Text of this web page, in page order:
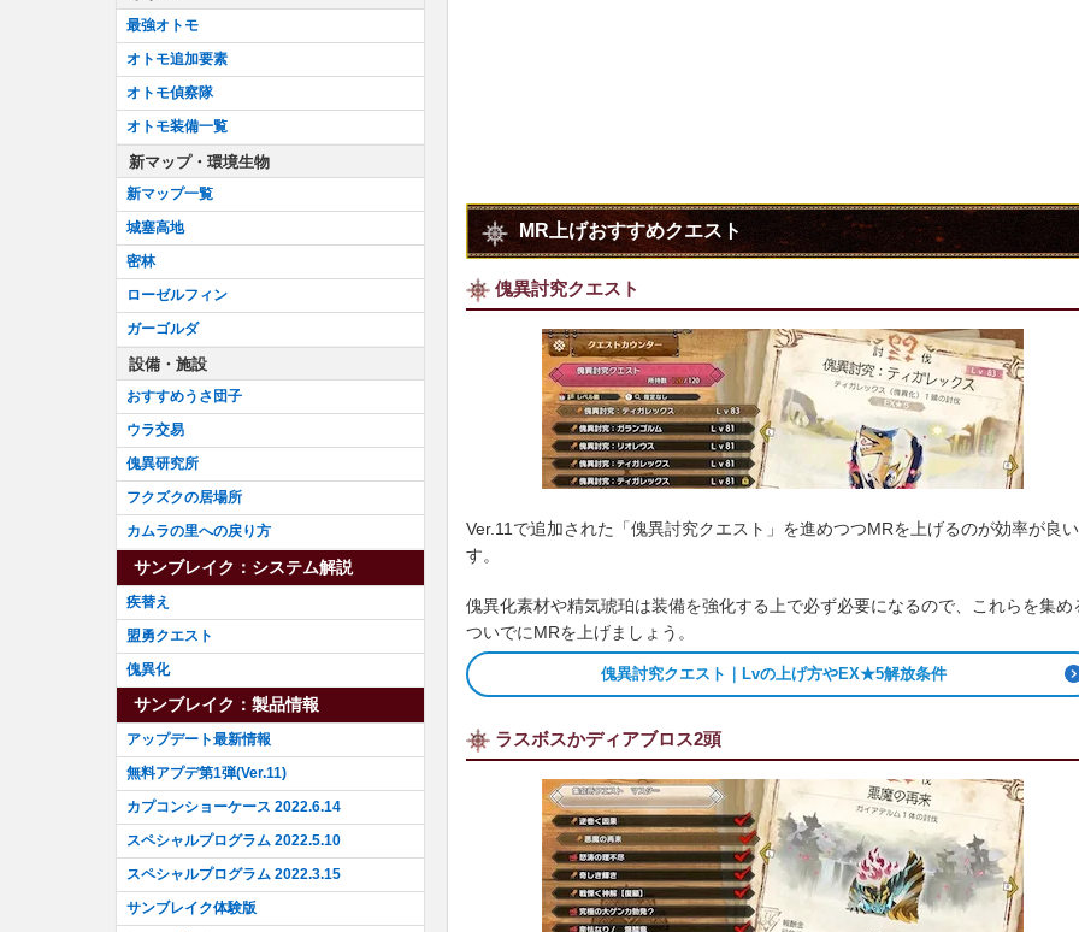
MR上げおすすめクエスト
傀異討究クエスト
Ver.11で追加された「傀異討究クエスト」を進めつつMRを上げるのが効率が良
す。
傀異化素材や精気琥珀は装備を強化する上で必ず必要になるので、これらを集め
ついでにMRを上げましょう。
傀異討究クエスト｜Lvの上げ方やEX★5解放条件
ラスボスかディアブロス2頭
最強オトモ
オトモ追加要素
オトモ偵察隊
オトモ装備一覧
新マップ・環境生物
新マップ一覧
城塞高地
密林
ローゼルフィン
ガーゴルダ
設備・施設
おすすめうさ団子
ウラ交易
傀異研究所
フクズクの居場所
カムラの里への戻り方
サンブレイク：システム解説
疾替え
盟勇クエスト
傀異化
サンブレイク：製品情報
アップデート最新情報
無料アプデ第1弾(Ver.11)
カプコンショーケース 2022.6.14
スペシャルプログラム 2022.5.10
スペシャルプログラム 2022.3.15
サンブレイク体験版